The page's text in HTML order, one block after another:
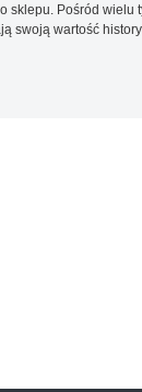
sklepu. Pośród wielu
swoją wartość